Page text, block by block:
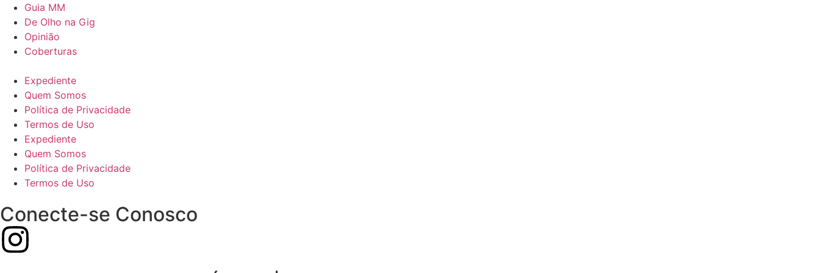
Guia MM
De Olho na Gig
Opinião
Coberturas
Expediente
Quem Somos
Política de Privacidade
Termos de Uso
Expediente
Quem Somos
Política de Privacidade
Termos de Uso
Conecte-se Conosco